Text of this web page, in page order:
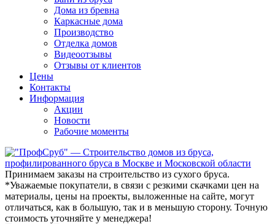
Дома из бревна
Каркасные дома
Производство
Отделка домов
Видеоотзывы
Отзывы от клиентов
Цены
Контакты
Информация
Акции
Новости
Рабочие моменты
Принимаем заказы на строительство из сухого бруса.
*Уважаемые покупатели, в связи с резкими скачками цен на
материалы, цены на проекты, выложенные на сайте, могут
отличаться, как в большую, так и в меньшую сторону. Точную
стоимость уточняйте у менеджера!